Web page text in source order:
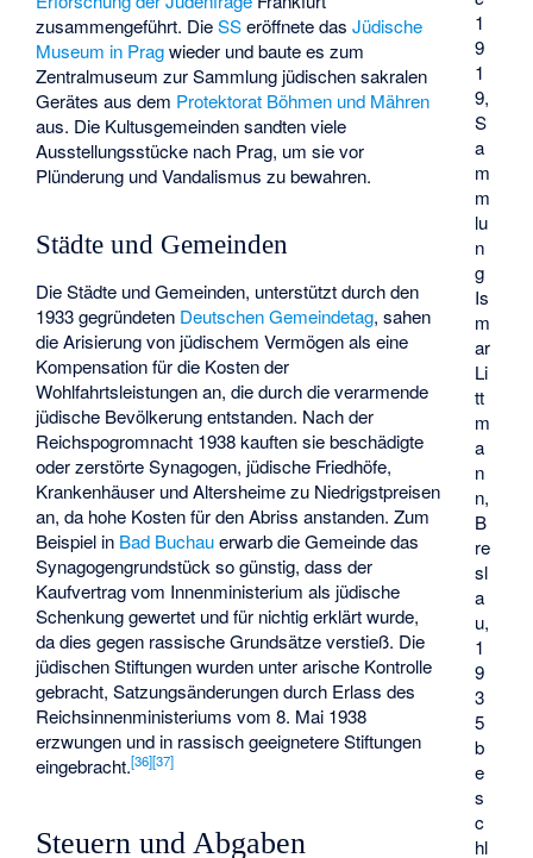
1
9
1
9,
S
a
m
m
lu
n
g
Is
m
ar
Li
tt
m
a
n
n,
B
re
sl
a
u,
1
9
3
5
b
e
s
c
hl
zusammengeführt. DieSSeröffnete dasJüdische
Museum in Pragwieder und baute es zum
Zentralmuseum zur Sammlung jüdischen sakralen
Gerätes aus dem Protektorat Böhmen und Mähren
aus. Die Kultusgemeinden sandten viele
Ausstellungsstücke nach Prag, um sie vor
Plünderung und Vandalismus zu bewahren.
Städte und Gemeinden
Die Städte und Gemeinden, unterstützt durch den
1933 gegründeten Deutschen Gemeindetag, sahen
die Arisierung von jüdischem Vermögen als eine
Kompensation für die Kosten der
Wohlfahrtsleistungen an, die durch die verarmende
jüdische Bevölkerung entstanden. Nach der
Reichspogromnacht 1938 kauften sie beschädigte
oder zerstörte Synagogen, jüdische Friedhöfe,
Krankenhäuser und Altersheime zu Niedrigstpreisen
an, da hohe Kosten für den Abriss anstanden. Zum
Beispiel in Bad Buchauerwarb die Gemeinde das
Synagogengrundstück so günstig, dass der
Kaufvertrag vom Innenministerium als jüdische
Schenkung gewertet und für nichtig erklärt wurde,
da dies gegen rassische Grundsätze verstieß. Die
jüdischen Stiftungen wurden unter arische Kontrolle
gebracht, Satzungsänderungen durch Erlass des
Reichsinnenministeriums vom 8. Mai 1938
erzwungen und in rassisch geeignetere Stiftungen
eingebracht.[36][37]
Steuern und Abgaben